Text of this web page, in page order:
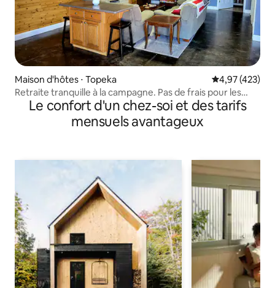
Maison d'hôtes ⋅ Topeka Évaluation
4,97 (423)
Retraite tranquille à la campagne. Pas de frais pour les
animaux !
Le confort d'un chez-soi et des tarifs
mensuels avantageux